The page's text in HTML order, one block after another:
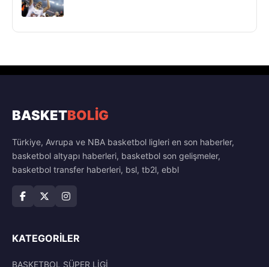
BASKETBOLİG
Türkiye, Avrupa ve NBA basketbol ligleri en son haberler,
basketbol altyapı haberleri, basketbol son gelişmeler,
basketbol transfer haberleri, bsl, tb2l, ebbl
KATEGORILER
BASKETBOL SÜPER LİGİ